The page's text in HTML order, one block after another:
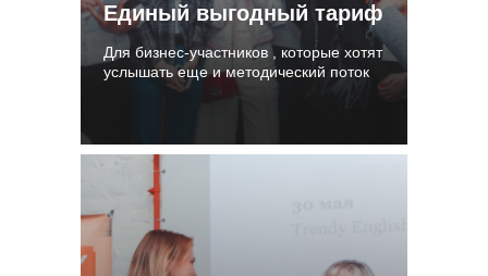
Единый выгодный тариф
Для бизнес-участников , которые хотят
услышать еще и методический поток